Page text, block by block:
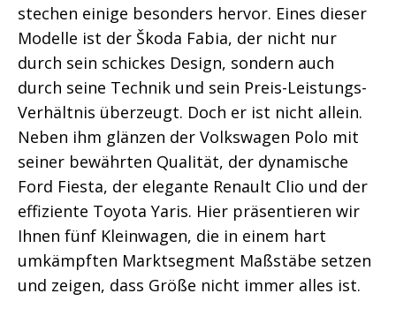
stechen einige besonders hervor. Eines dieser
Modelle ist der Škoda Fabia, der nicht nur
durch sein schickes Design, sondern auch
durch seine Technik und sein Preis-Leistungs-
Verhältnis überzeugt. Doch er ist nicht allein.
Neben ihm glänzen der Volkswagen Polo mit
seiner bewährten Qualität, der dynamische
Ford Fiesta, der elegante Renault Clio und der
effiziente Toyota Yaris. Hier präsentieren wir
Ihnen fünf Kleinwagen, die in einem hart
umkämpften Marktsegment Maßstäbe setzen
und zeigen, dass Größe nicht immer alles ist.